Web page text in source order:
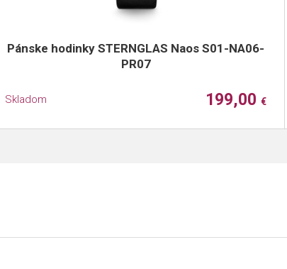
Pánske hodinky STERNGLAS Naos S01-NA06-
PR07
Skladom 199,00 €